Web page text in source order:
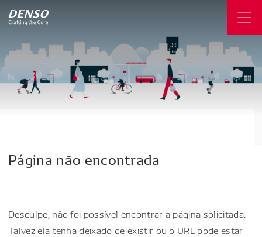
Página não encontrada
Desculpe, não foi possível encontrar a página solicitada.
Talvez ela tenha deixado de existir ou o URL pode estar